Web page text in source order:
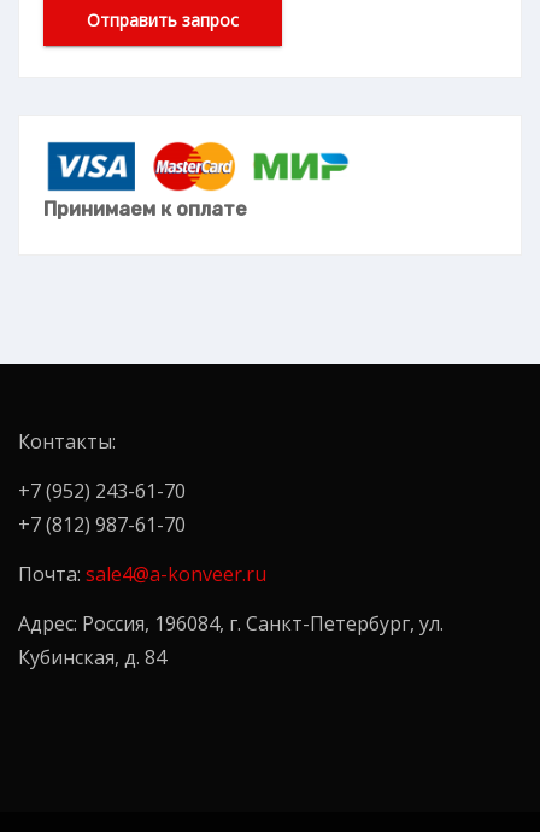
Принимаем к оплате
Контакты:
+7 (952) 243-61-70
+7 (812) 987-61-70
Почта: sale4@a-konveer.ru
Адрес: Россия, 196084, г. Санкт-Петербург, ул.
Кубинская, д. 84